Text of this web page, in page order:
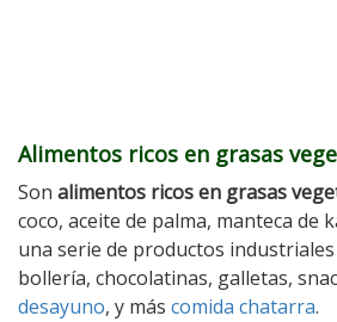
Alimentos ricos en grasas
Son alimentos ricos en grasas
coco, aceite de palma, manteca de
una serie de productos
bollería, chocolatinas, galletas,
desayuno, y más comida chatarra.